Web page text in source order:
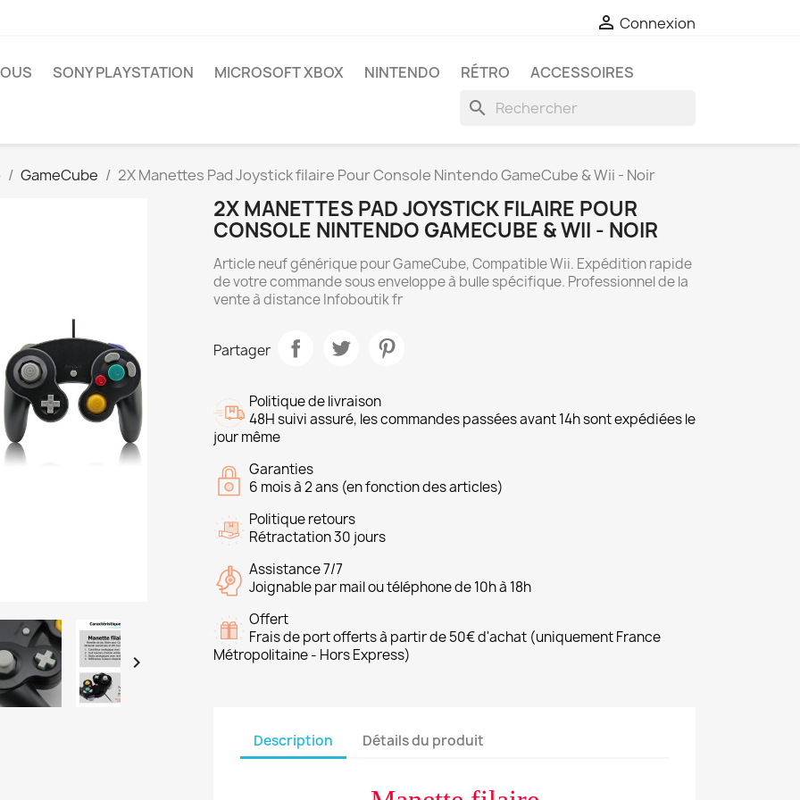
 Connexion
SONY PLAYSTATION MICROSOFT XBOX NINTENDO RÉTRO ACCESSOIRES
search
GameCube 2X Manettes Pad Joystick filaire Pour Console Nintendo GameCube & Wii - Noir

2X MANETTES PAD JOYSTICK FILAIRE POUR
CONSOLE NINTENDO GAMECUBE & WII - NOIR
Article neuf générique pour GameCube, Compatible Wii. Expédition rapide
de votre commande sous enveloppe à bulle spécifique. Professionnel de la
vente à distance Infoboutik fr
Partager
Politique de livraison
48H suivi assuré, les commandes passées avant 14h sont expédiées le
jour même
Garanties
6 mois à 2 ans (en fonction des articles)
Politique retours
Rétractation 30 jours
Assistance 7/7
Joignable par mail ou téléphone de 10h à 18h
Offert
Frais de port offerts à partir de 50€ d'achat (uniquement France
Métropolitaine - Hors Express)
Description Détails du produit